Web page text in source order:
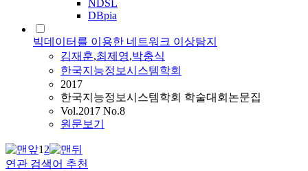
NDSL
DBpia
빅데이터를 이용한 네트워크 이상탐지
김재훈,최제영,박충식
한국지능정보시스템학회
2017
한국지능정보시스템학회 학술대회논문집
Vol.2017 No.8
원문보기
12
연관 검색어 추천